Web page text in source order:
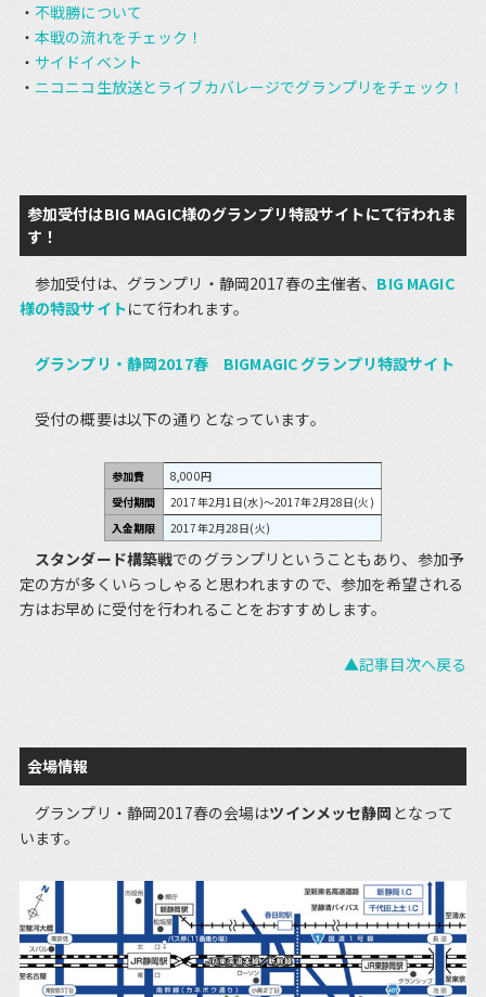
不戦勝について
本戦の流れをチェック！
サイドイベント
ニコニコ生放送とライブカバレージでグランプリをチェック！
参加受付はBIG MAGIC様のグランプリ特設サイトにて行われま
す！
参加受付は、グランプリ・静岡2017春の主催者、 BIG MAGIC
様の特設サイトにて行われます。
グランプリ・静岡2017春 BIGMAGIC グランプリ特設サイト
受付の概要は以下の通りとなっています。
参加費
8,000円
受付期間
2017年2月1日(水)～2017年2月28日(火)
入金期限
2017年2月28日(火)
スタンダード構築戦でのグランプリということもあり、参加予
定の方が多くいらっしゃると思われますので、参加を希望される
方はお早めに受付を行われることをおすすめします。
▲記事目次へ戻る
会場情報
グランプリ・静岡2017春の会場はツインメッセ静岡 となって
います。